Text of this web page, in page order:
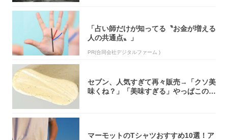
「占い師だけが知ってる〝お金が増える
人の共通点〟」
PR(合同会社デジタルファーム )
セブン、人気すぎて再々販売→「クソ美
味くね？」「美味すぎる」やっぱこのク
マーモットのTシャツおすすめ10選！ア